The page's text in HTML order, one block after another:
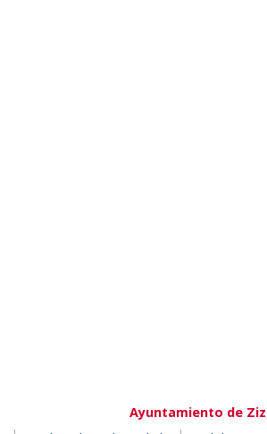
Ayuntamiento de